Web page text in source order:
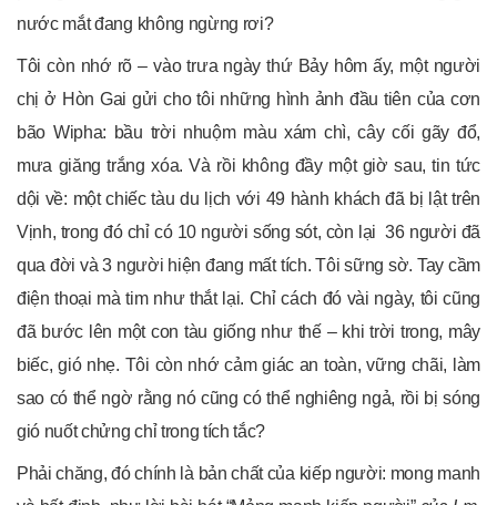
nước mắt đang không ngừng rơi?
Tôi còn nhớ rõ – vào trưa ngày thứ Bảy hôm ấy, một người
chị ở Hòn Gai gửi cho tôi những hình ảnh đầu tiên của cơn
bão Wipha: bầu trời nhuộm màu xám chì, cây cối gãy đổ,
mưa giăng trắng xóa. Và rồi không đầy một giờ sau, tin tức
dội về: một chiếc tàu du lịch với 49 hành khách đã bị lật trên
Vịnh, trong đó chỉ có 10 người sống sót, còn lại 36 người đã
qua đời và 3 người hiện đang mất tích. Tôi sững sờ. Tay cầm
điện thoại mà tim như thắt lại. Chỉ cách đó vài ngày, tôi cũng
đã bước lên một con tàu giống như thế – khi trời trong, mây
biếc, gió nhẹ. Tôi còn nhớ cảm giác an toàn, vững chãi, làm
sao có thể ngờ rằng nó cũng có thể nghiêng ngả, rồi bị sóng
gió nuốt chửng chỉ trong tích tắc?
Phải chăng, đó chính là bản chất của kiếp người: mong manh